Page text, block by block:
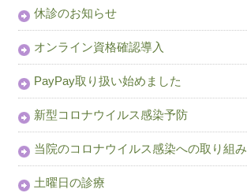
休診のお知らせ
オンライン資格確認導入
PayPay取り扱い始めました
新型コロナウイルス感染予防
当院のコロナウイルス感染への取り組み
土曜日の診療